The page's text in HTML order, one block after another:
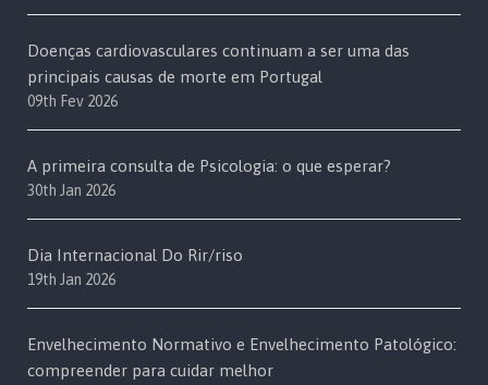
Doenças cardiovasculares continuam a ser uma das
principais causas de morte em Portugal
09th Fev 2026
A primeira consulta de Psicologia: o que esperar?
30th Jan 2026
Dia Internacional Do Rir/riso
19th Jan 2026
Envelhecimento Normativo e Envelhecimento Patológico:
compreender para cuidar melhor